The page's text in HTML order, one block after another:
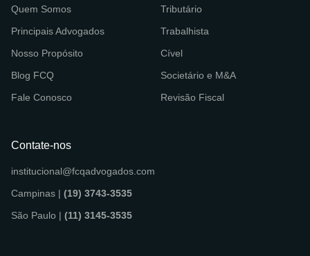
Quem Somos
Principais Advogados
Nosso Propósito
Blog FCQ
Fale Conosco
Tributário
Trabalhista
Cível
Societário e M&A
Revisão Fiscal
Contate-nos
institucional@fcqadvogados.com
Campinas | (19) 3743-3535
São Paulo | (11) 3145-3535